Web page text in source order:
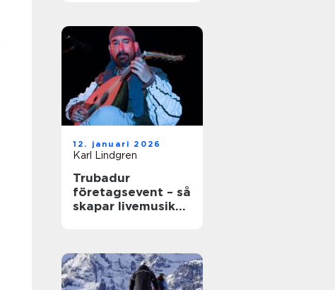
12. januari 2026
Karl Lindgren
Trubadur
företagsevent – så
skapar livemusik